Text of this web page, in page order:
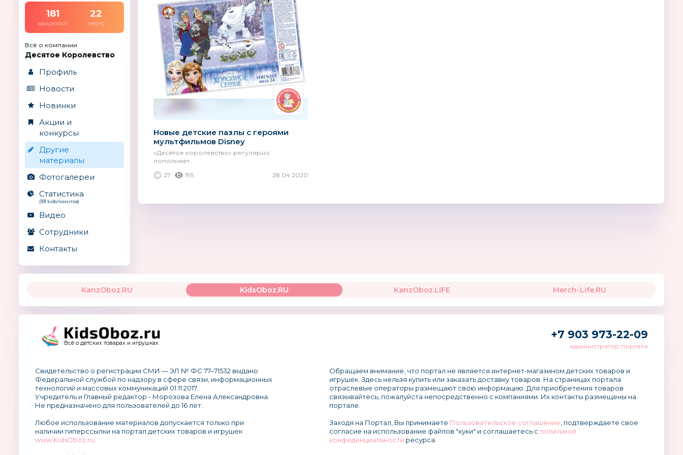
181
канцпоинт
22
место
Всё о компании
Десятое Королевство
Профиль
Новости
Новинки
Акции и
конкурсы
Другие
материалы
Фотогалереи
Статистика
(181 kidsпоинтов)
Видео
Сотрудники
Контакты
Новые детские пазлы с героями
мультфильмов Disney
«Десятое королевство» регулярно
пополняет...
27
195 28.04.2020
KanzOboz.RU KidsOboz.RU KanzOboz.LIFE Merch-Life.RU
Всё о детских товарах и игрушках
+7 903 973-22-09
администратор портала
Свидетельство о регистрации СМИ — ЭЛ № ФС 77–71532 выдано
Федеральной службой по надзору в сфере связи, информационных
технологий и массовых коммуникаций 01.11.2017.
Учредитель и Главный редактор - Морозова Елена Александровна.
Не предназначено для пользователей до 16 лет.
Любое использование материалов допускается только при
наличии гиперссылки на портал детских товаров и игрушек
www.KidsOboz.ru
Обращаем внимание, что портал не является интернет-магазином детских товаров и
игрушек. Здесь нельзя купить или заказать доставку товаров. На страницах портала
отраслевые операторы размещают свою информацию. Для приобретения товаров
связывайтесь, пожалуйста непосредственно с компаниями. Их контакты размещены на
портале.
Заходя на Портал, Вы принимаете Пользовательское соглашение , подтверждаете свое
согласие на использование файлов "куки" и соглашаетесь с политикой
конфиденциальности ресурса.